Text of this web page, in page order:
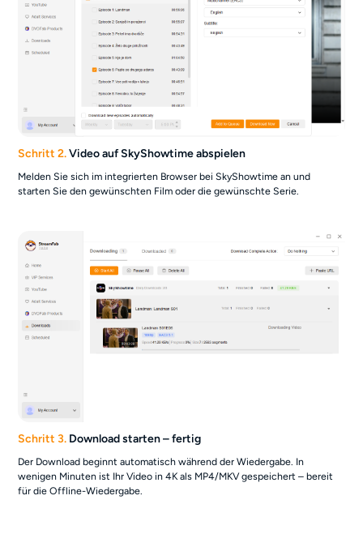
Schritt 2.Video auf SkyShowtime abspielen
Melden Sie sich im integrierten Browser bei SkyShowtime an und
starten Sie den gewünschten Film oder die gewünschte Serie.
Schritt 3. Download starten – fertig
Der Download beginnt automatisch während der Wiedergabe. In
wenigen Minuten ist Ihr Video in 4K als MP4/MKV gespeichert – bereit
für die Offline-Wiedergabe.